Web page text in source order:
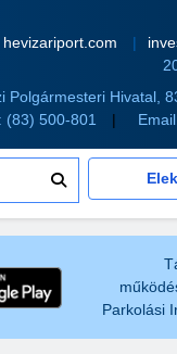
hevizariport.com
Polgármesteri Hivatal,
(83) 500-801
Parkolási